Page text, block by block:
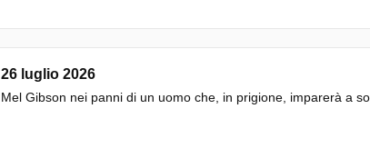
26 luglio 2026
Mel Gibson nei panni di un uomo che, in prigione, imparerà a